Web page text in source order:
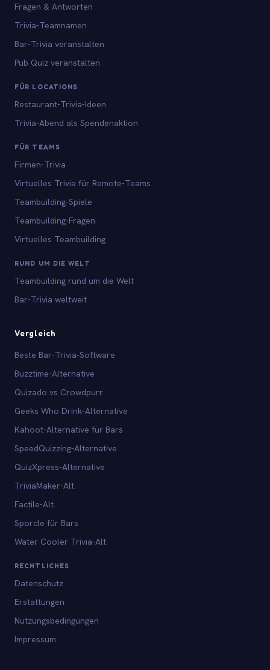
Fragen & Antworten
Trivia-Teamnamen
Bar-Trivia veranstalten
Pub Quiz veranstalten
FÜR LOCATIONS
Restaurant-Trivia-Ideen
Trivia-Abend als Spendenaktion
FÜR TEAMS
Firmen-Trivia
Virtuelles Trivia für Remote-Teams
Teambuilding-Spiele
Teambuilding-Fragen
Virtuelles Teambuilding
RUND UM DIE WELT
Teambuilding rund um die Welt
Bar-Trivia weltweit
Vergleich
Beste Bar-Trivia-Software
Buzztime-Alternative
Quizado vs Crowdpurr
Geeks Who Drink-Alternative
Kahoot-Alternative für Bars
SpeedQuizzing-Alternative
QuizXpress-Alternative
TriviaMaker-Alt.
Factile-Alt.
Sporcle für Bars
Water Cooler Trivia-Alt.
RECHTLICHES
Datenschutz
Erstattungen
Nutzungsbedingungen
Impressum